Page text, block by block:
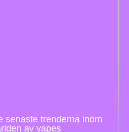
senaste trenderna inom
av vapes